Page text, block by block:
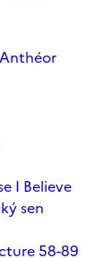
I Believe
sen
58-89